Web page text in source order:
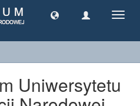
Uniwersytetu